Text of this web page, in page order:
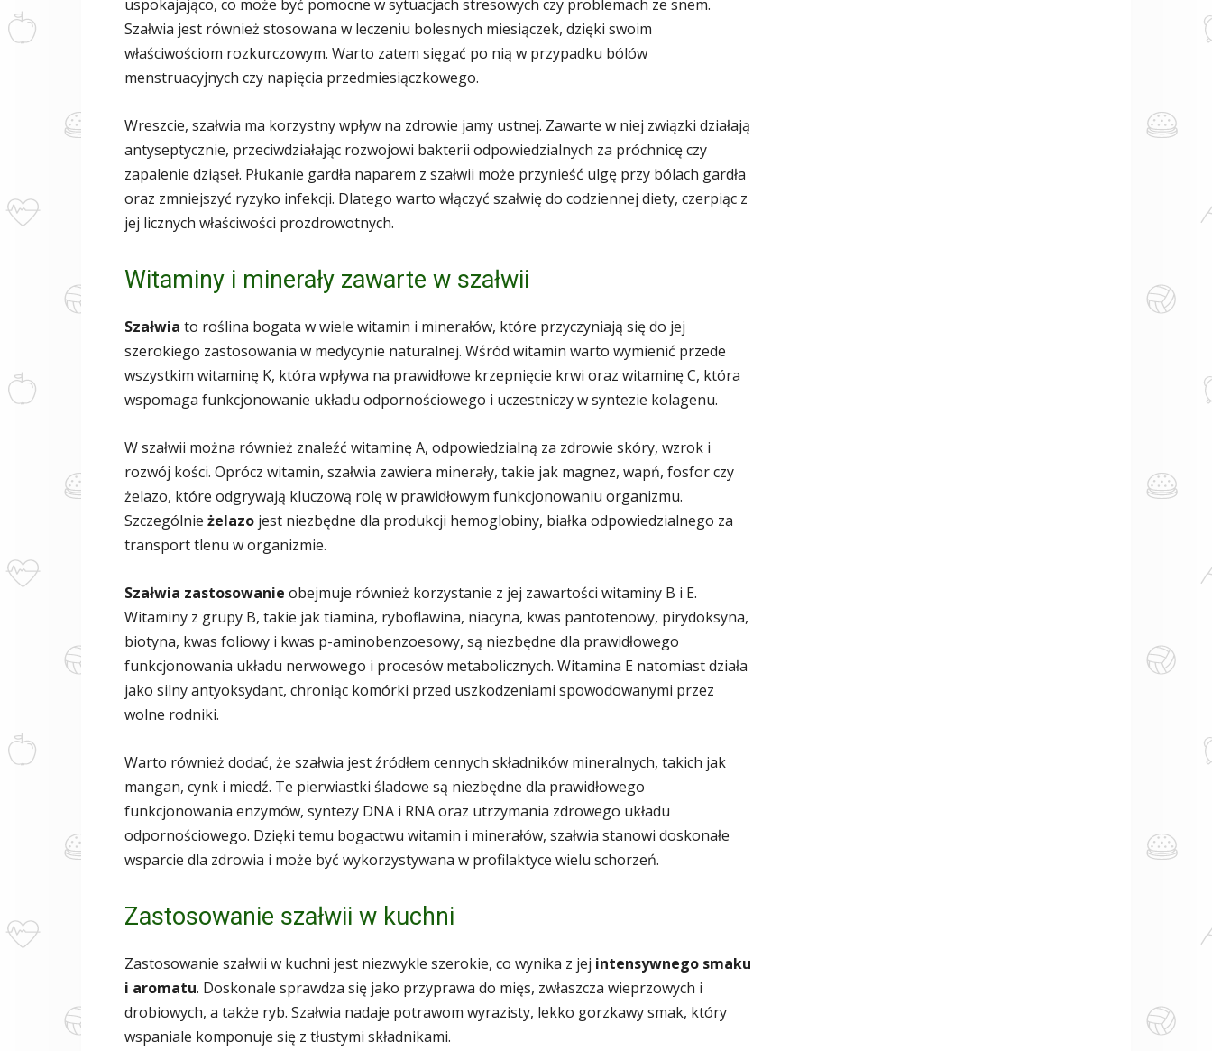
uspokajająco, co może być pomocne w sytuacjach stresowych czy problemach ze snem.
Szałwia jest również stosowana w leczeniu bolesnych miesiączek, dzięki swoim
właściwościom rozkurczowym. Warto zatem sięgać po nią w przypadku bólów
menstruacyjnych czy napięcia przedmiesiączkowego.
Wreszcie, szałwia ma korzystny wpływ na zdrowie jamy ustnej. Zawarte w niej związki działają
antyseptycznie, przeciwdziałając rozwojowi bakterii odpowiedzialnych za próchnicę czy
zapalenie dziąseł. Płukanie gardła naparem z szałwii może przynieść ulgę przy bólach gardła
oraz zmniejszyć ryzyko infekcji. Dlatego warto włączyć szałwię do codziennej diety, czerpiąc z
jej licznych właściwości prozdrowotnych.
Witaminy i minerały zawarte w szałwii
Szałwia to roślina bogata w wiele witamin i minerałów, które przyczyniają się do jej
szerokiego zastosowania w medycynie naturalnej. Wśród witamin warto wymienić przede
wszystkim witaminę K, która wpływa na prawidłowe krzepnięcie krwi oraz witaminę C, która
wspomaga funkcjonowanie układu odpornościowego i uczestniczy w syntezie kolagenu.
W szałwii można również znaleźć witaminę A, odpowiedzialną za zdrowie skóry, wzrok i
rozwój kości. Oprócz witamin, szałwia zawiera minerały, takie jak magnez, wapń, fosfor czy
żelazo, które odgrywają kluczową rolę w prawidłowym funkcjonowaniu organizmu.
Szczególnie żelazo jest niezbędne dla produkcji hemoglobiny, białka odpowiedzialnego za
transport tlenu w organizmie.
Szałwia zastosowanie obejmuje również korzystanie z jej zawartości witaminy B i E.
Witaminy z grupy B, takie jak tiamina, ryboflawina, niacyna, kwas pantotenowy, pirydoksyna,
biotyna, kwas foliowy i kwas p-aminobenzoesowy, są niezbędne dla prawidłowego
funkcjonowania układu nerwowego i procesów metabolicznych. Witamina E natomiast działa
jako silny antyoksydant, chroniąc komórki przed uszkodzeniami spowodowanymi przez
wolne rodniki.
Warto również dodać, że szałwia jest źródłem cennych składników mineralnych, takich jak
mangan, cynk i miedź. Te pierwiastki śladowe są niezbędne dla prawidłowego
funkcjonowania enzymów, syntezy DNA i RNA oraz utrzymania zdrowego układu
odpornościowego. Dzięki temu bogactwu witamin i minerałów, szałwia stanowi doskonałe
wsparcie dla zdrowia i może być wykorzystywana w profilaktyce wielu schorzeń.
Zastosowanie szałwii w kuchni
Zastosowanie szałwii w kuchni jest niezwykle szerokie, co wynika z jej intensywnego smaku
i aromatu. Doskonale sprawdza się jako przyprawa do mięs, zwłaszcza wieprzowych i
drobiowych, a także ryb. Szałwia nadaje potrawom wyrazisty, lekko gorzkawy smak, który
wspaniale komponuje się z tłustymi składnikami.